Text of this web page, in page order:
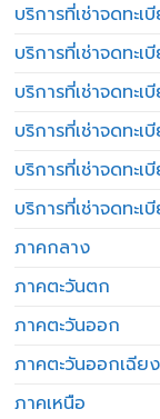
บริการที่เช่าจดทะเ
บริการที่เช่าจดทะเ
บริการที่เช่าจดทะเ
บริการที่เช่าจดทะเ
บริการที่เช่าจดทะ
บริการที่เช่าจดทะเ
ภาคกลาง
ภาคตะวันตก
ภาคตะวันออก
ภาคตะวันออกเฉีย
ภาคเหนือ